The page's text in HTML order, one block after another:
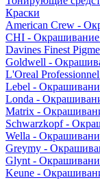
Краски
American Crew -
CHI - Окрашивание
Davines Finest
Goldwell -
L'Oreal
Lebel -
Londa -
Matrix -
Schwarzkopf -
Wella -
Greymy -
Glynt -
Keune -